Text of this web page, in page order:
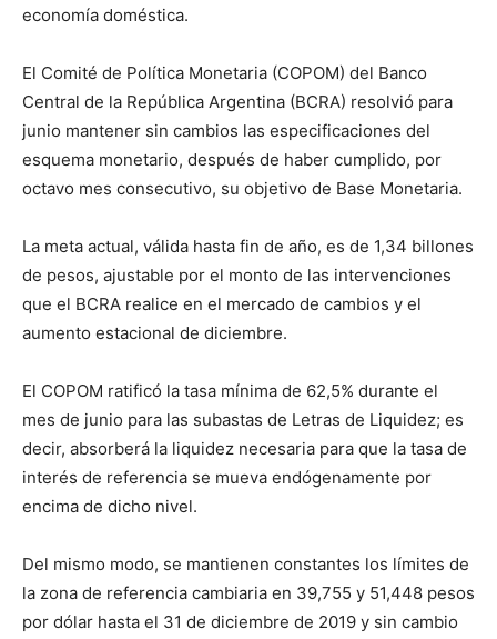
economía doméstica.
El Comité de Política Monetaria (COPOM) del Banco
Central de la República Argentina (BCRA) resolvió para
junio mantener sin cambios las especificaciones del
esquema monetario, después de haber cumplido, por
octavo mes consecutivo, su objetivo de Base Monetaria.
La meta actual, válida hasta fin de año, es de 1,34 billones
de pesos, ajustable por el monto de las intervenciones
que el BCRA realice en el mercado de cambios y el
aumento estacional de diciembre.
El COPOM ratificó la tasa mínima de 62,5% durante el
mes de junio para las subastas de Letras de Liquidez; es
decir, absorberá la liquidez necesaria para que la tasa de
interés de referencia se mueva endógenamente por
encima de dicho nivel.
Del mismo modo, se mantienen constantes los límites de
la zona de referencia cambiaria en 39,755 y 51,448 pesos
por dólar hasta el 31 de diciembre de 2019 y sin cambio